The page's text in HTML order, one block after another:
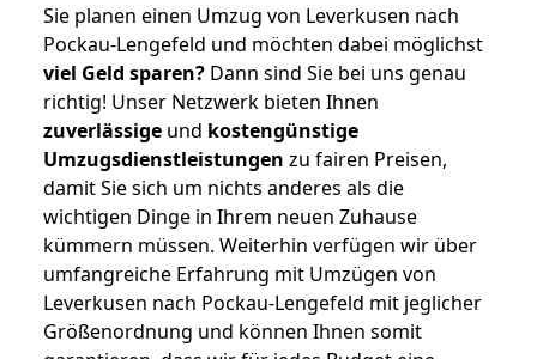
Sie planen einen Umzug von Leverkusen nach
Pockau-Lengefeld und möchten dabei möglichst
viel Geld sparen? Dann sind Sie bei uns genau
richtig! Unser Netzwerk bieten Ihnen
zuverlässige und kostengünstige
Umzugsdienstleistungen zu fairen Preisen,
damit Sie sich um nichts anderes als die
wichtigen Dinge in Ihrem neuen Zuhause
kümmern müssen. Weiterhin verfügen wir über
umfangreiche Erfahrung mit Umzügen von
Leverkusen nach Pockau-Lengefeld mit jeglicher
Größenordnung und können Ihnen somit